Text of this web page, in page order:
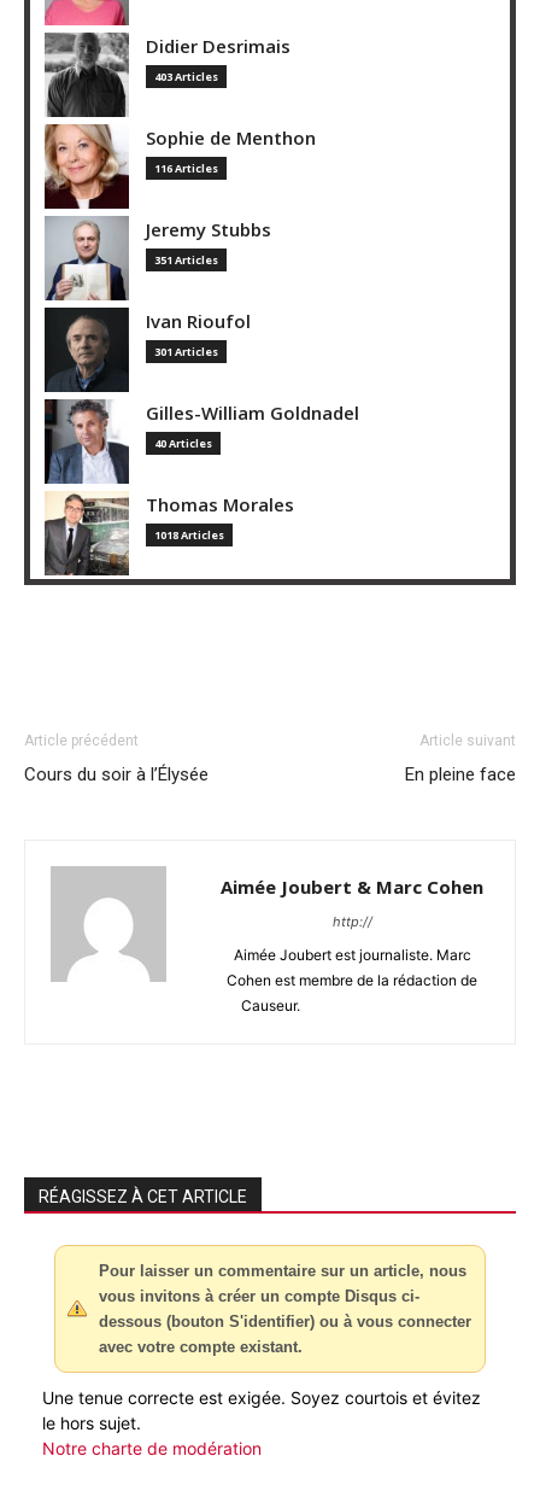
Didier Desrimais
403 Articles
Sophie de Menthon
116 Articles
Jeremy Stubbs
351 Articles
Ivan Rioufol
301 Articles
Gilles-William Goldnadel
40 Articles
Thomas Morales
1018 Articles
Article précédent
Cours du soir à l’Élysée
Article suivant
En pleine face
Aimée Joubert & Marc Cohen
http://
Aimée Joubert est journaliste. Marc
Cohen est membre de la rédaction de
Causeur.
RÉAGISSEZ À CET ARTICLE
Pour laisser un commentaire sur un article, nous
vous invitons à créer un compte Disqus ci-
dessous (bouton S'identifier) ou à vous connecter
avec votre compte existant.
Une tenue correcte est exigée. Soyez courtois et évitez
le hors sujet.
Notre charte de modération